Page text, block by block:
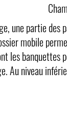
une partie des
mobile
les banquettes
Au niveau